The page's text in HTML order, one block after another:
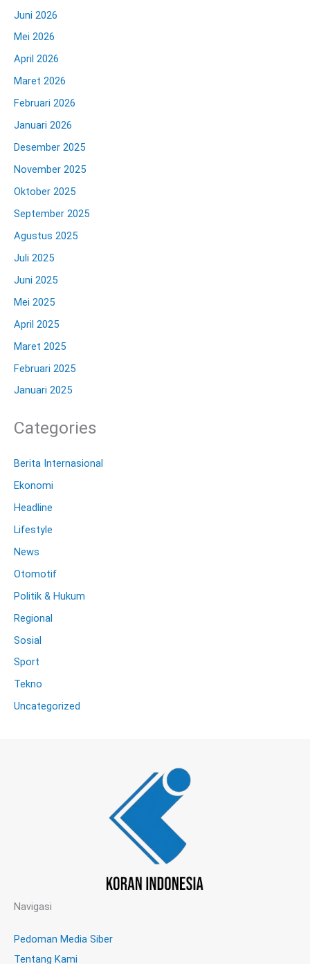
Juni 2026
Mei 2026
April 2026
Maret 2026
Februari 2026
Januari 2026
Desember 2025
November 2025
Oktober 2025
September 2025
Agustus 2025
Juli 2025
Juni 2025
Mei 2025
April 2025
Maret 2025
Februari 2025
Januari 2025
Categories
Berita Internasional
Ekonomi
Headline
Lifestyle
News
Otomotif
Politik & Hukum
Regional
Sosial
Sport
Tekno
Uncategorized
Navigasi
Pedoman Media Siber
Tentang Kami